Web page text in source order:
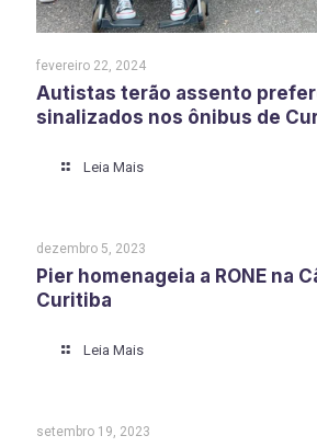
fevereiro 22, 2024
Autistas terão assento
sinalizados nos ônibus de
Leia Mais
dezembro 5, 2023
Pier homenageia a RONE na
Curitiba
Leia Mais
setembro 19, 2023